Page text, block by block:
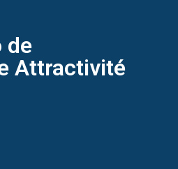
de
Attractivité